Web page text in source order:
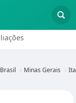
Minas Gerais